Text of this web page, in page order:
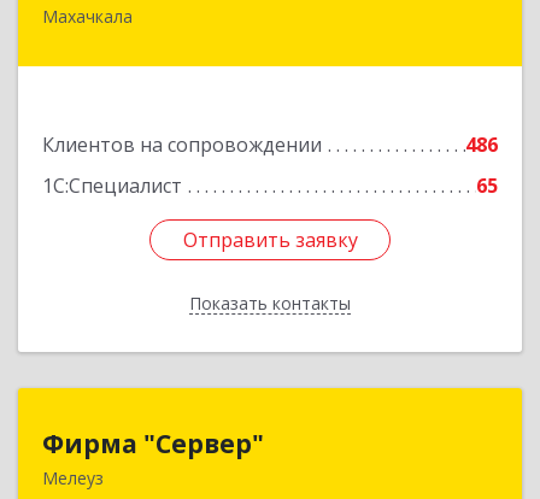
Махачкала
Клиентов на сопровождении
486
1С:Специалист
65
Отправить заявку
Показать контакты
367030, Дагестан Респ, Махачкала г, И.Казака
Отправить заявку
Назад
Фирма "Сервер"
Мелеуз
453852, Башкортостан Респ, Мелеузовский р-н,